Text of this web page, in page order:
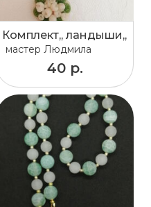
Комплект,, ландыши,,
мастер Людмила
40 р.